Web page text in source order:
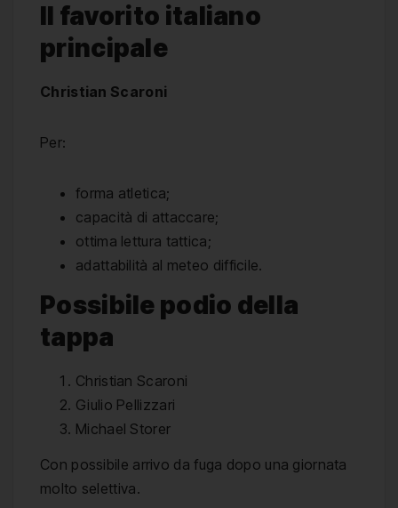
Il favorito italiano
principale
Christian Scaroni
Per:
forma atletica;
capacità di attaccare;
ottima lettura tattica;
adattabilità al meteo difficile.
Possibile podio della
tappa
Christian Scaroni
Giulio Pellizzari
Michael Storer
Con possibile arrivo da fuga dopo una giornata
molto selettiva.